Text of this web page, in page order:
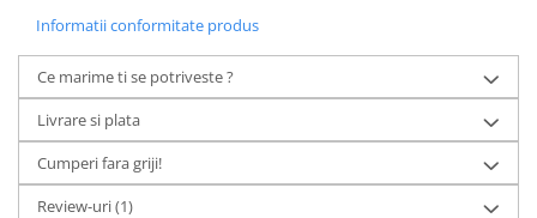
Informatii conformitate produs
Ce marime ti se potriveste ?
Livrare si plata
Cumperi fara griji!
Review-uri(1)